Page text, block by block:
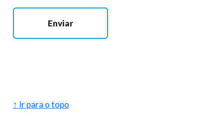
Enviar
↑ Ir para o topo